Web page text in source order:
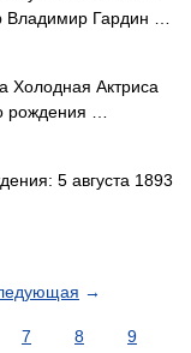
Гардин …
Холодная Актриса
рождения …
5 августа 1893
→
7 8
9